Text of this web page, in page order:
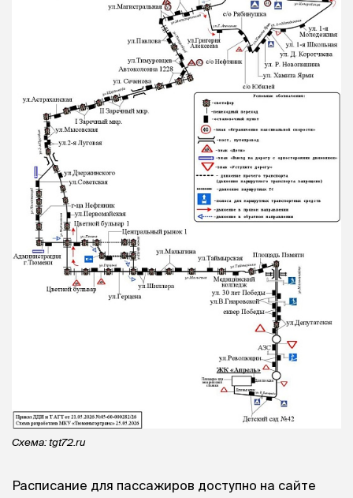
Схема: tgt72.ru
Расписание для пассажиров доступно на сайте